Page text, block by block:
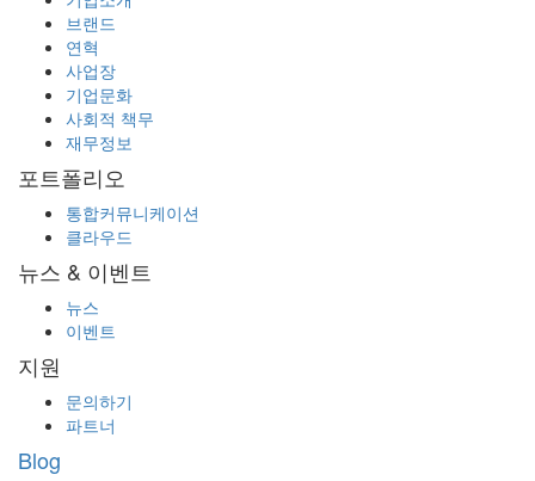
브랜드
연혁
사업장
기업문화
사회적 책무
재무정보
포트폴리오
통합커뮤니케이션
클라우드
뉴스 & 이벤트
뉴스
이벤트
지원
문의하기
파트너
Blog